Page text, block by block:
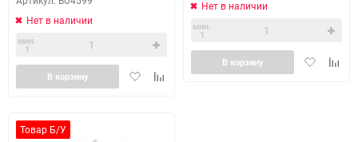
Нет в наличии
мин.
1
ДобавитьДобавить
В корзину
Нет в наличии
мин.
1
Добавить
В корзину
Товар Б/У